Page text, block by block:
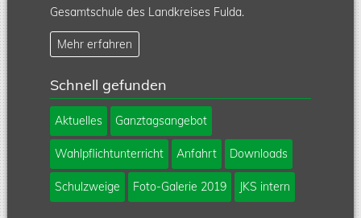
Gesamtschule des Landkreises Fulda.
Mehr erfahren
Schnell gefunden
Navigation
überspringen
Aktuelles Ganztagsangebot
Wahlpflichtunterricht Anfahrt Downloads
Schulzweige Foto-Galerie 2019 JKS intern